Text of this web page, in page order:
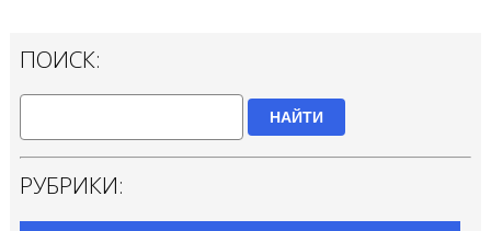
ПОИСК:
НАЙТИ
РУБРИКИ: